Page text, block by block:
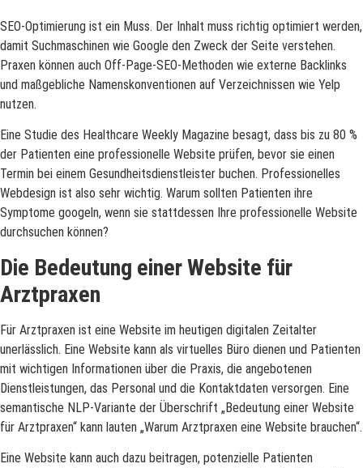
SEO-Optimierung ist ein Muss. Der Inhalt muss richtig optimiert werden,
damit Suchmaschinen wie Google den Zweck der Seite verstehen.
Praxen können auch Off-Page-SEO-Methoden wie externe Backlinks
und maßgebliche Namenskonventionen auf Verzeichnissen wie Yelp
nutzen.
Eine Studie des Healthcare Weekly Magazine besagt, dass bis zu 80 %
der Patienten eine professionelle Website prüfen, bevor sie einen
Termin bei einem Gesundheitsdienstleister buchen. Professionelles
Webdesign ist also sehr wichtig. Warum sollten Patienten ihre
Symptome googeln, wenn sie stattdessen Ihre professionelle Website
durchsuchen können?
Die Bedeutung einer Website für
Arztpraxen
Für Arztpraxen ist eine Website im heutigen digitalen Zeitalter
unerlässlich. Eine Website kann als virtuelles Büro dienen und Patienten
mit wichtigen Informationen über die Praxis, die angebotenen
Dienstleistungen, das Personal und die Kontaktdaten versorgen. Eine
semantische NLP-Variante der Überschrift „Bedeutung einer Website
für Arztpraxen“ kann lauten „Warum Arztpraxen eine Website brauchen“.
Eine Website kann auch dazu beitragen, potenzielle Patienten